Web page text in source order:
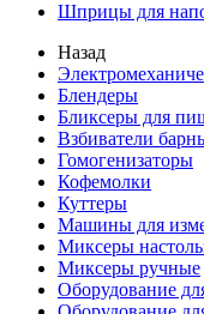
Шприцы для
Назад
Блендеры
Бликсеры для
Взбиватели
Гомогенизаторы
Кофемолки
Куттеры
Машины для
Миксеры
Миксеры ручные
Оборудование